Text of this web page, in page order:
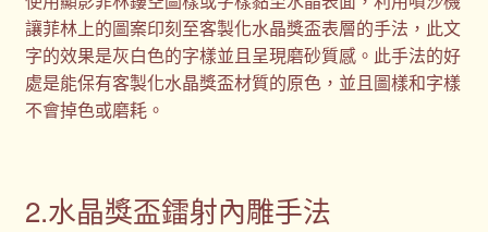
讓菲林上的圖案印刻至客製化水晶獎盃表層的手法，此文
字的效果是灰白色的字樣並且呈現磨砂質感。此手法的好
處是能保有客製化水晶獎盃材質的原色，並且圖樣和字樣
不會掉色或磨耗。
2.水晶獎盃鐳射內雕手法